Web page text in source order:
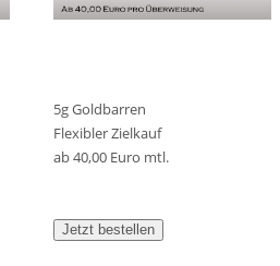
5g Goldbarren
Flexibler Zielkauf
ab 40,00 Euro mtl.
Jetzt bestellen